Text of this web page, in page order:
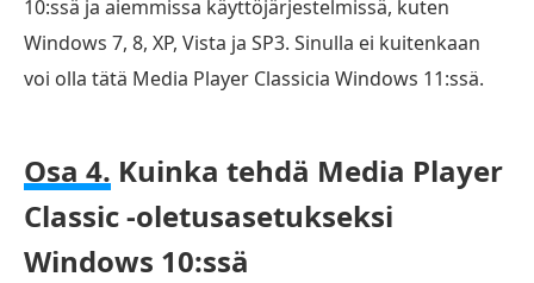
10:ssä ja aiemmissa käyttöjärjestelmissä, kuten
Windows 7, 8, XP, Vista ja SP3. Sinulla ei kuitenkaan
voi olla tätä Media Player Classicia Windows 11:ssä.
Osa 4. Kuinka tehdä Media Player
Classic -oletusasetukseksi
Windows 10:ssä